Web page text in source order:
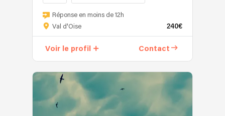
Réponse en moins de 12h
Val d'Oise
240€
Voir le profil Contact